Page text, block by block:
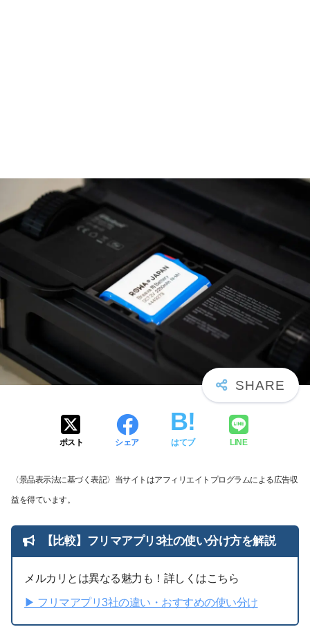
ポスト シェア はてブ LINE
〈景品表示法に基づく表記〉当サイトはアフィリエイトプログラムによる広告収
益を得ています。
【比較】フリマアプリ3社の使い分け方を解説
メルカリとは異なる魅力も！詳しくはこちら
▶︎ フリマアプリ3社の違い・おすすめの使い分け